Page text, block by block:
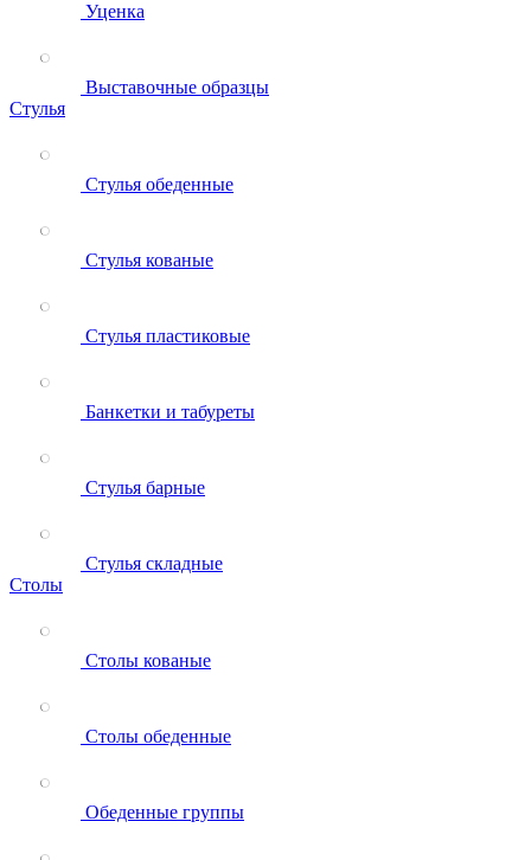
Уценка
Выставочные образцы
Стулья
Стулья обеденные
Стулья кованые
Стулья пластиковые
Банкетки и табуреты
Стулья барные
Стулья складные
Столы
Столы кованые
Столы обеденные
Обеденные группы